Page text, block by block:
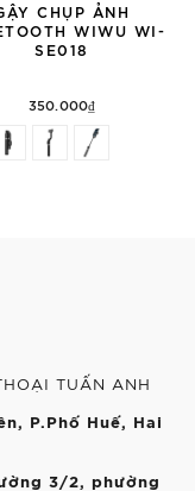
CHỤP ẢNH
WIWU WI-
SE018
350.000₫
TUẤN ANH
P.Phố Huế, Hai
3/2, phường